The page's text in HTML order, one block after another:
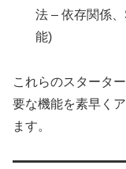
法 – 依存関係
能)
これらのスタータ
要な機能を素早く
ます。